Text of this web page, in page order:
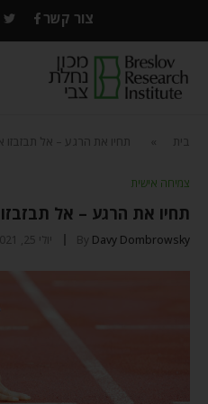
צור קשר
בית תחיו את הרגע – אל
צמיחה אישית
תחיו את הרגע – אל
By Davy Dombrowsky יולי 25, 2021